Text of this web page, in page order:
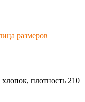
размеров
плотность 210